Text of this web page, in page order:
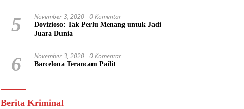
5 November 3, 2020 0 Komentar
Dovizioso: Tak Perlu Menang untuk Jadi
Juara Dunia
6 November 3, 2020 0 Komentar
Barcelona Terancam Pailit
Berita Kriminal